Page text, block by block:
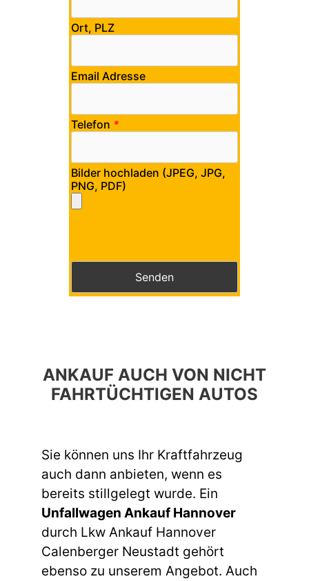
Ort, PLZ
Email Adresse
Telefon *
Bilder hochladen (JPEG, JPG,
PNG, PDF)
Bitte lasse dieses Feld leer.
ANKAUF AUCH VON NICHT
FAHRTÜCHTIGEN AUTOS
Sie können uns Ihr Kraftfahrzeug
auch dann anbieten, wenn es
bereits stillgelegt wurde. Ein
Unfallwagen Ankauf Hannover
durch Lkw Ankauf Hannover
Calenberger Neustadt gehört
ebenso zu unserem Angebot. Auch